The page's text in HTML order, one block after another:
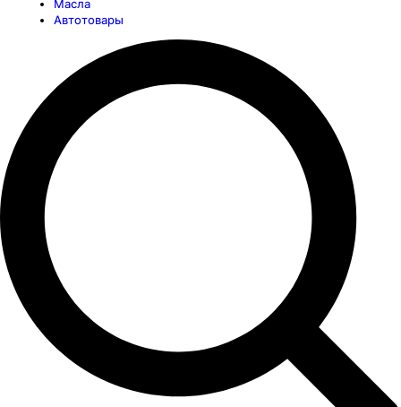
Масла
Автотовары